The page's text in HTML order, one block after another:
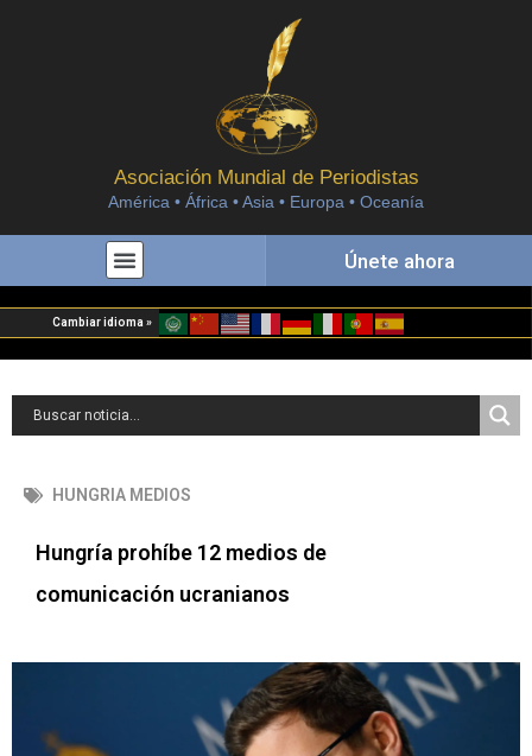
Asociación Mundial de Periodistas
América • África • Asia • Europa • Oceanía
Únete ahora
Cambiar idioma »
HUNGRIA MEDIOS
Hungría prohíbe 12 medios de
comunicación ucranianos